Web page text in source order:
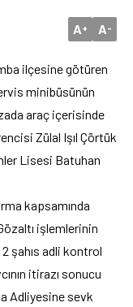
A+ A-
ilçesine götüren
minibüsünün
araç içerisinde
Zülal Işıl Çörtük
Lisesi Batuhan
kapsamında
işlemlerinin
şahıs adli kontrol
itirazı sonucu
Adliyesine sevk